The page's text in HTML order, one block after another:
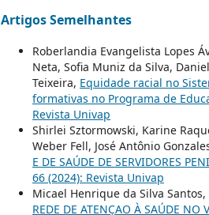
Artigos Semelhantes
Roberlandia Evangelista Lopes
Neta, Sofia Muniz da Silva,
Teixeira, Equidade racial no
formativas no Programa de
Revista Univap
Shirlei Sztormowski, Karine
Weber Fell, José Antônio
E DE SAÚDE DE SERVIDORES
66 (2024): Revista Univap
Micael Henrique da Silva
REDE DE ATENÇAO À SAÚDE NO